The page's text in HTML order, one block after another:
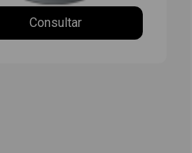
Consultar